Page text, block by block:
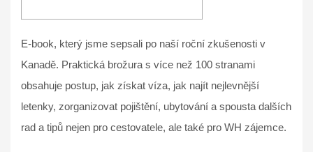
E-book, který jsme sepsali po naší roční zkušenosti v
Kanadě. Praktická brožura s více než 100 stranami
obsahuje postup, jak získat víza, jak najít nejlevnější
letenky, zorganizovat pojištění, ubytování a spousta dalších
rad a tipů nejen pro cestovatele, ale také pro WH zájemce.